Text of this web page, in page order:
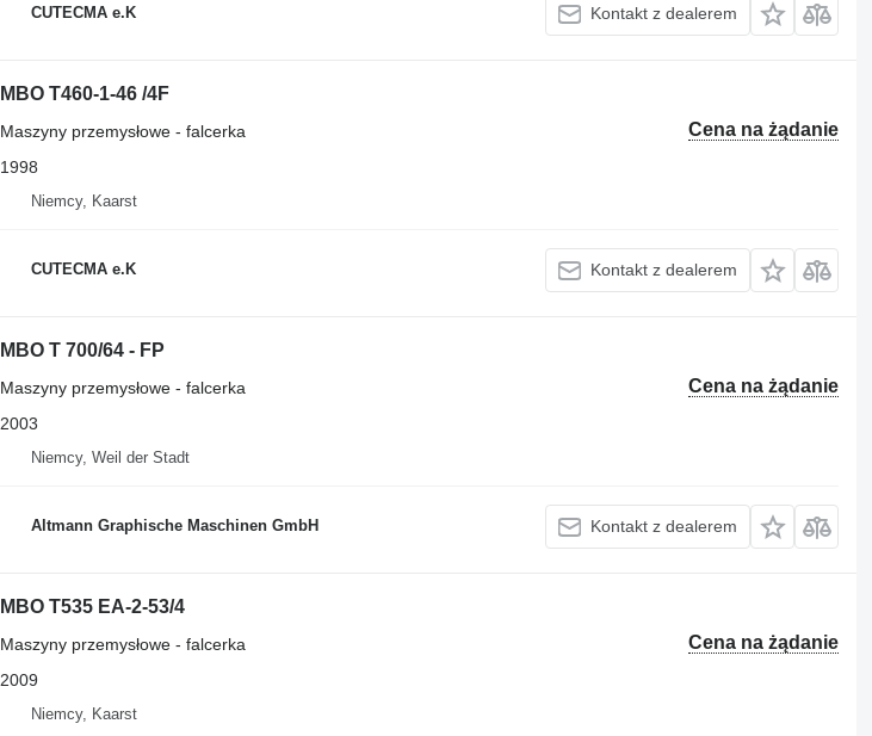
CUTECMA e.K Kontakt z dealerem
MBO T460-1-46 /4F
Cena na żądanie
Maszyny przemysłowe - falcerka
1998
Niemcy, Kaarst
CUTECMA e.K Kontakt z dealerem
MBO T 700/64 - FP
Cena na żądanie
Maszyny przemysłowe - falcerka
2003
Niemcy, Weil der Stadt
Altmann Graphische Maschinen GmbH Kontakt z dealerem
MBO T535 EA-2-53/4
Cena na żądanie
Maszyny przemysłowe - falcerka
2009
Niemcy, Kaarst